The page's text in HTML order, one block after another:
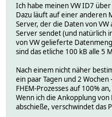
Ich habe meinen VW ID7
Dazu läuft auf einer anderen
Server, der die Daten von VW
Server sendet (und natürlich
von VW gelieferte
sind das etliche 100 kB alle 5
Nach einem nicht näher
ein paar Tagen und 2 Wochen
FHEM-Prozesses auf 100%
Wenn ich die Ankopplung von
abschieße, verschwindet das